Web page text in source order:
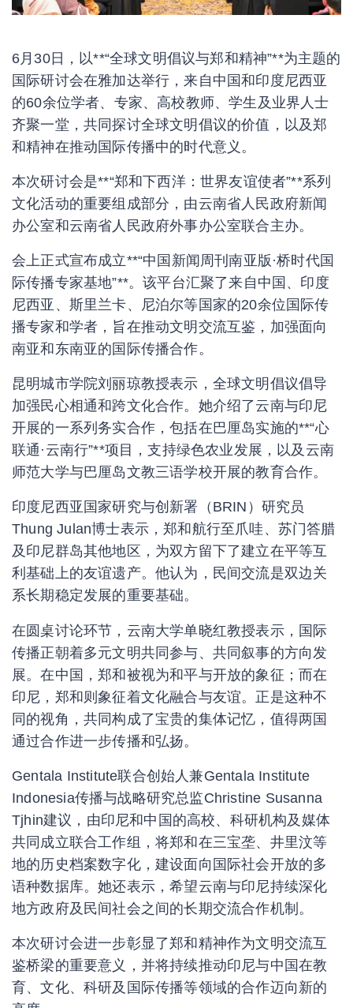
6月30日，以**“全球文明倡议与郑和精神”**为主题的
国际研讨会在雅加达举行，来自中国和印度尼西亚
的60余位学者、专家、高校教师、学生及业界人士
齐聚一堂，共同探讨全球文明倡议的价值，以及郑
和精神在推动国际传播中的时代意义。
本次研讨会是**“郑和下西洋：世界友谊使者”**系列
文化活动的重要组成部分，由云南省人民政府新闻
办公室和云南省人民政府外事办公室联合主办。
会上正式宣布成立**“中国新闻周刊南亚版·桥时代国
际传播专家基地”**。该平台汇聚了来自中国、印度
尼西亚、斯里兰卡、尼泊尔等国家的20余位国际传
播专家和学者，旨在推动文明交流互鉴，加强面向
南亚和东南亚的国际传播合作。
昆明城市学院刘丽琼教授表示，全球文明倡议倡导
加强民心相通和跨文化合作。她介绍了云南与印尼
开展的一系列务实合作，包括在巴厘岛实施的**“心
联通·云南行”**项目，支持绿色农业发展，以及云南
师范大学与巴厘岛文教三语学校开展的教育合作。
印度尼西亚国家研究与创新署（BRIN）研究员
Thung Julan博士表示，郑和航行至爪哇、苏门答腊
及印尼群岛其他地区，为双方留下了建立在平等互
利基础上的友谊遗产。他认为，民间交流是双边关
系长期稳定发展的重要基础。
在圆桌讨论环节，云南大学单晓红教授表示，国际
传播正朝着多元文明共同参与、共同叙事的方向发
展。在中国，郑和被视为和平与开放的象征；而在
印尼，郑和则象征着文化融合与友谊。正是这种不
同的视角，共同构成了宝贵的集体记忆，值得两国
通过合作进一步传播和弘扬。
Gentala Institute联合创始人兼Gentala Institute
Indonesia传播与战略研究总监Christine Susanna
Tjhin建议，由印尼和中国的高校、科研机构及媒体
共同成立联合工作组，将郑和在三宝垄、井里汶等
地的历史档案数字化，建设面向国际社会开放的多
语种数据库。她还表示，希望云南与印尼持续深化
地方政府及民间社会之间的长期交流合作机制。
本次研讨会进一步彰显了郑和精神作为文明交流互
鉴桥梁的重要意义，并将持续推动印尼与中国在教
育、文化、科研及国际传播等领域的合作迈向新的